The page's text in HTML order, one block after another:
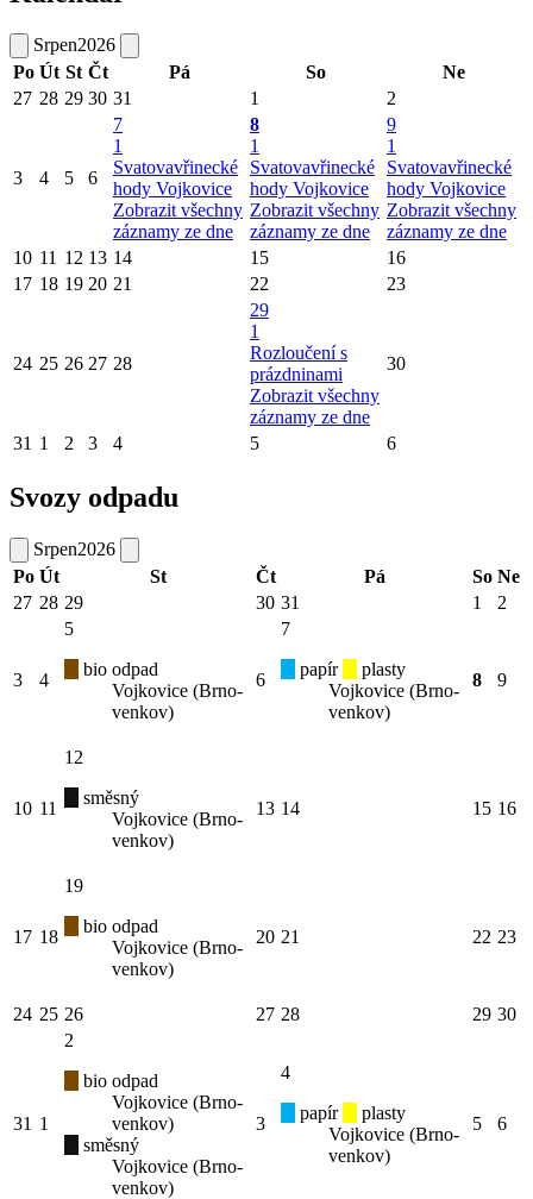
Srpen2026
Po Út St Čt Pá So
Ne
27 28 29 30 31 1 2
3 4 5 6
7
1
Svatovavřinecké
hody Vojkovice
Zobrazit všechny
záznamy ze dne
8
1
Svatovavřinecké
hody Vojkovice
Zobrazit všechny
záznamy ze dne
9
1
Svatovavřinecké
hody Vojkovice
Zobrazit všechny
záznamy ze dne
10 11 12 13 14 15
16
17 18 19 20 21 22 23
24 25 26 27 28
29
1
Rozloučení s
prázdninami
Zobrazit všechny
záznamy ze dne
30
31 1 2 3 4 5 6
Svozy odpadu
Srpen2026
Po Út St Čt Pá So Ne
27 28 29 30 31 1 2
3 4
5
bio odpad
Vojkovice (Brno-
venkov)
6
7
papír
plasty
Vojkovice (Brno-
venkov)
8 9
10 11
12
směsný
Vojkovice (Brno-
venkov)
13 14 15 16
17 18
19
bio odpad
Vojkovice (Brno-
venkov)
20 21 22 23
24 25 26 27 28 29 30
31 1
2
bio odpad
Vojkovice (Brno-
venkov)
směsný
Vojkovice (Brno-
venkov)
3
4
papír
plasty
Vojkovice (Brno-
venkov)
5 6